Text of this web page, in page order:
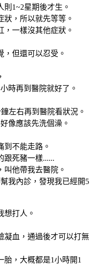
1~2星期後才生。
，所以就先等等。
一樣沒其他症狀。
但還可以忍受。
再到醫院就好了。
右再到醫院看狀況。
像應該先洗個澡。
不能走路。
死豬一樣......
他帶我去醫院。
我內診，發現我已經開5
打人。
血，通過後才可以打無
，大概都是1小時開1